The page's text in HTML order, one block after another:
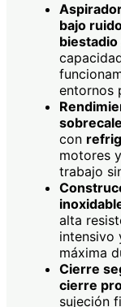
bajo
entornos
con
motores
trabajo
alta
intensivo
máxima
Cierre
cierre
sujeción